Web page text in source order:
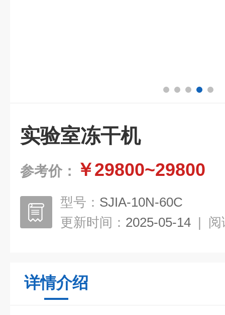
实验室冻干机
参考价： ￥29800~29800
型号： SJIA-10N-60C
更新时间： 2025-05-14 | 阅
详情介绍